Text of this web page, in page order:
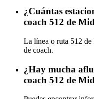
¿Cuántas
coach 512 de
La línea o ruta 512 de
de coach.
¿Hay mucha
coach 512 de